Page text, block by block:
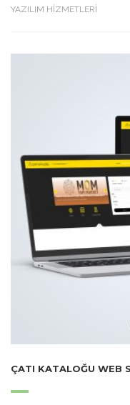
YAZILIM HİZMETLERİ
ÇATI KATALOĞU WEB